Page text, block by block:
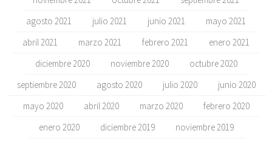
agosto 2021
julio 2021 junio 2021
mayo 2021
abril 2021
marzo 2021 febrero 2021
enero 2021
diciembre 2020
noviembre 2020
octubre 2020
septiembre 2020
agosto 2020 julio 2020
junio 2020
mayo 2020
abril 2020 marzo 2020
febrero 2020
enero 2020
diciembre 2019
noviembre 2019